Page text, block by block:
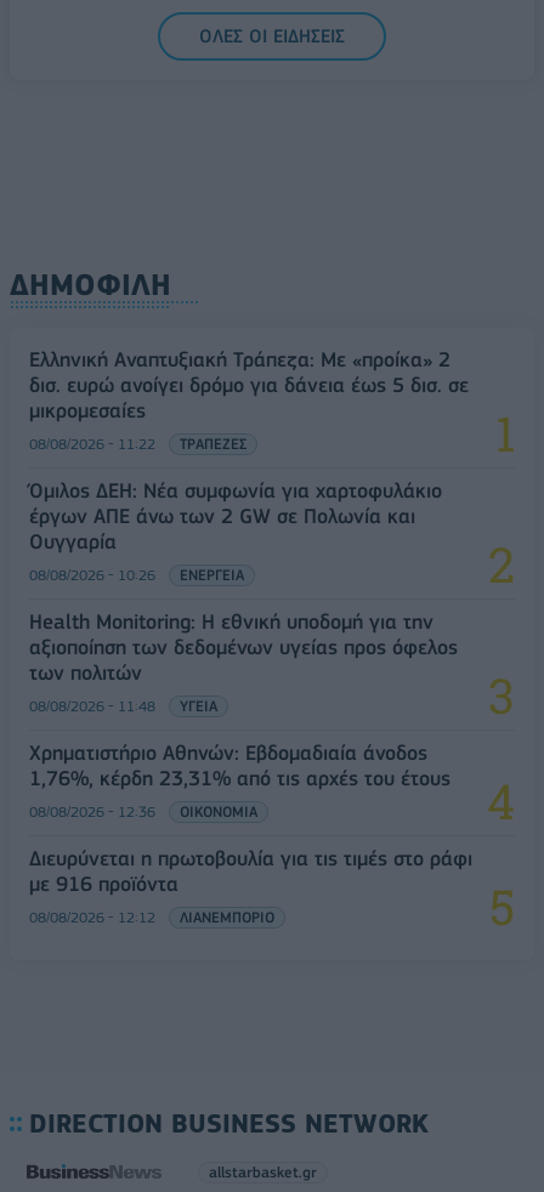
5G παντού, 6G στον ορίζοντα: Πού βρίσκεται η
Ελλάδα στη μεγάλη τεχνολογική μετάβαση
ΟΛΕΣ ΟΙ ΕΙΔΗΣΕΙΣ
ΔΗΜΟΦΙΛΗ
Ελληνική Αναπτυξιακή Τράπεζα: Με «προίκα» 2
δισ. ευρώ ανοίγει δρόμο για δάνεια έως 5 δισ. σε
μικρομεσαίες
08/08/2026 - 11:22 ΤΡΑΠΕΖΕΣ
Όμιλος ΔΕΗ: Νέα συμφωνία για χαρτοφυλάκιο
έργων ΑΠΕ άνω των 2 GW σε Πολωνία και
Ουγγαρία
08/08/2026 - 10:26 ΕΝΕΡΓΕΙΑ
Health Monitoring: Η εθνική υποδομή για την
αξιοποίηση των δεδομένων υγείας προς όφελος
των πολιτών
08/08/2026 - 11:48 ΥΓΕΙΑ
Χρηματιστήριο Αθηνών: Εβδομαδιαία άνοδος
1,76%, κέρδη 23,31% από τις αρχές του έτους
08/08/2026 - 12:36 ΟΙΚΟΝΟΜΙΑ
Διευρύνεται η πρωτοβουλία για τις τιμές στο ράφι
με 916 προϊόντα
08/08/2026 - 12:12 ΛΙΑΝΕΜΠΟΡΙΟ
DIRECTION BUSINESS NETWORK
allstarbasket.gr